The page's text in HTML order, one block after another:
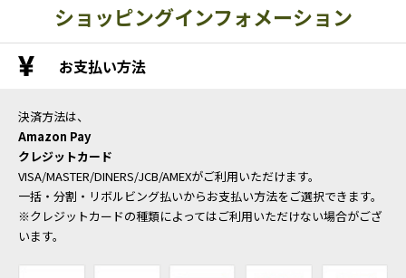
ショッピングインフォメーション
お支払い方法
決済方法は、
Amazon Pay
クレジットカード
VISA/MASTER/DINERS/JCB/AMEXがご利用いただけます。
一括・分割・リボルビング払いからお支払い方法をご選択できます。
※クレジットカードの種類によってはご利用いただけない場合がござ
います。